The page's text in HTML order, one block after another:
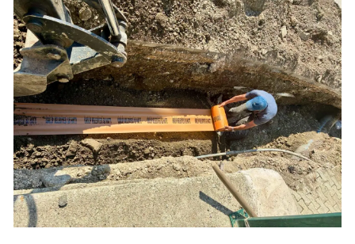
Kars
Kastamonu
Kayseri
Kırklareli
Kırşehir
Kocaeli
Konya